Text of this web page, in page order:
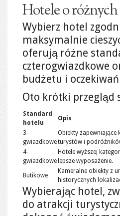
Hotele o
Wybierz hotel
maksymalnie
oferują różne
czterogwiazdkowe
budżetu i
Oto krótki przegląd
Standard
hotelu
Opis
3-
gwiazdkowe
Obiekty
turystów i
4-
gwiazdkowe
Hotele wyższej
lepsze wyposażenie.
Butikowe
Kameralne obiekty z
historycznych
Wybierając hotel,
do atrakcji